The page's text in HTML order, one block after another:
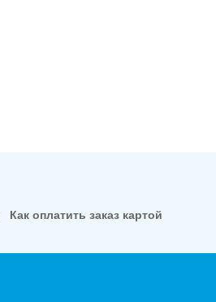
Как оплатить заказ картой